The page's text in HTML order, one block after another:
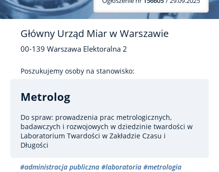
Główny Urząd Miar w Warszawie
00-139 Warszawa Elektoralna 2
Poszukujemy osoby na stanowisko:
Metrolog
Do spraw: prowadzenia prac metrologicznych,
badawczych i rozwojowych w dziedzinie twardości w
Laboratorium Twardości w Zakładzie Czasu i
Długości
#administracja publiczna #laboratoria #metrologia